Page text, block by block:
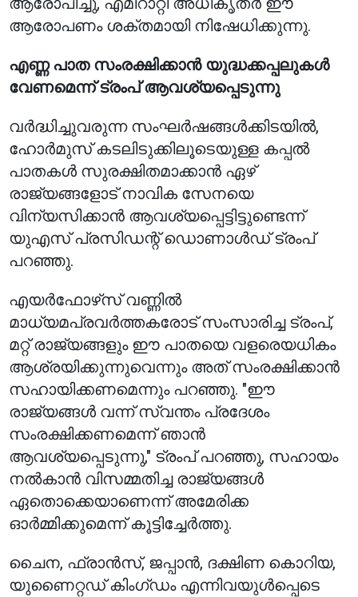
ആരോപണം ശക്തമായി നിഷേധിക്കുന്നു.
എണ്ണ പാത സംരക്ഷിക്കാൻ യുദ്ധക്കപ്പലുകൾ
വേണമെന്ന് ട്രംപ് ആവശ്യപ്പെടുന്നു
വർദ്ധിച്ചുവരുന്ന സംഘർഷങ്ങൾക്കിടയിൽ,
ഹോർമുസ് കടലിടുക്കിലൂടെയുള്ള കപ്പൽ
പാതകൾ സുരക്ഷിതമാക്കാൻ ഏഴ്
രാജ്യങ്ങളോട് നാവിക സേനയെ
വിന്യസിക്കാൻ ആവശ്യപ്പെട്ടിട്ടുണ്ടെന്ന്
യുഎസ് പ്രസിഡന്റ് ഡൊണാൾഡ് ട്രംപ്
പറഞ്ഞു.
എയർഫോഴ്‌സ് വണ്ണിൽ
മാധ്യമപ്രവർത്തകരോട് സംസാരിച്ച ട്രംപ്,
മറ്റ് രാജ്യങ്ങളും ഈ പാതയെ വളരെയധികം
ആശ്രയിക്കുന്നുവെന്നും അത് സംരക്ഷിക്കാൻ
സഹായിക്കണമെന്നും പറഞ്ഞു. "ഈ
രാജ്യങ്ങൾ വന്ന് സ്വന്തം പ്രദേശം
സംരക്ഷിക്കണമെന്ന് ഞാൻ
ആവശ്യപ്പെടുന്നു," ട്രംപ് പറഞ്ഞു, സഹായം
നൽകാൻ വിസമ്മതിച്ച രാജ്യങ്ങൾ
ഏതൊക്കെയാണെന്ന് അമേരിക്ക
ഓർമ്മിക്കുമെന്ന് കൂട്ടിച്ചേർത്തു.
ചൈന, ഫ്രാൻസ്, ജപ്പാൻ, ദക്ഷിണ കൊറിയ,
യുണൈറ്റഡ് കിംഗ്ഡം എന്നിവയുൾപ്പെടെ